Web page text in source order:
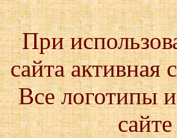
При
сайта активная
Все логотипы